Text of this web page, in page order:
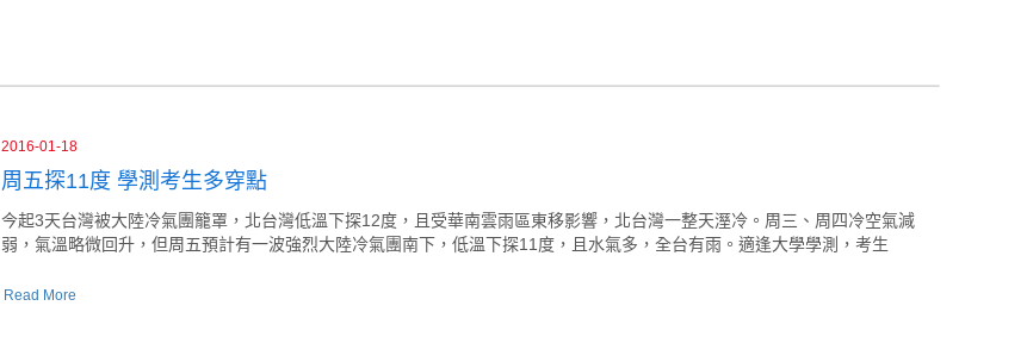
2016-01-18
周五探11度 學測考生多穿點
今起3天台灣被大陸冷氣團籠罩，北台灣低溫下探12度，且受華南雲雨區東移影響，北台灣一整天溼冷。周三、周四冷空氣減
弱，氣溫略微回升，但周五預計有一波強烈大陸冷氣團南下，低溫下探11度，且水氣多，全台有雨。適逢大學學測，考生
Read More